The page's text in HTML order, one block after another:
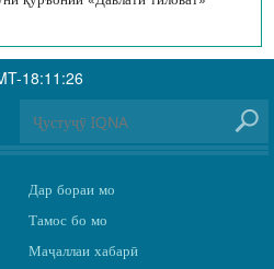
18:11:26
Дар бораи мо
Тамос бо мо
Маҷаллаи хабарӣ